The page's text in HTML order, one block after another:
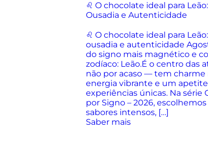
♌ O chocolate ideal para
Ousadia e Autenticidade
♌ O chocolate ideal para
ousadia e autenticidade
do signo mais magnético e
zodíaco: Leão.É o centro das
não por acaso — tem charme
energia vibrante e um
experiências únicas. Na série
por Signo – 2026, escolhemos
sabores intensos, […]
Saber mais